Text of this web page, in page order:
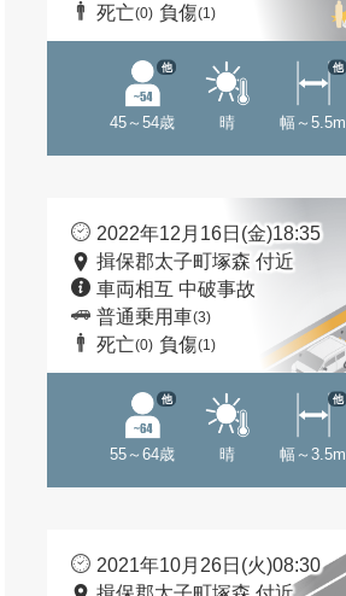
死亡(0) 負傷(1)
45～54歳
他
晴 幅～5.5m
他
2022年12月16日(金)18:35
揖保郡太子町塚森 付近
車両相互 中破事故
普通乗用車(3)
死亡(0) 負傷(1)
55～64歳
他
晴 幅～3.5m
他
2021年10月26日(火)08:30